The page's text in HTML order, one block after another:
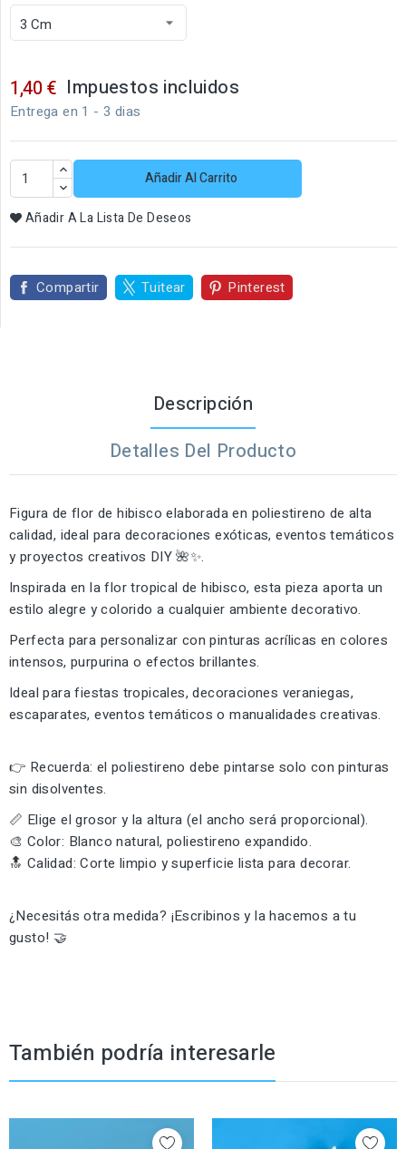
1,40 € Impuestos incluidos
Entrega en 1 - 3 dias
Añadir Al Carrito
Añadir A La Lista De Deseos
Compartir Tuitear Pinterest
Descripción
Detalles Del Producto
Figura de flor de hibisco elaborada en poliestireno de alta
calidad, ideal para decoraciones exóticas, eventos temáticos
y proyectos creativos DIY 🌺✨.
Inspirada en la flor tropical de hibisco, esta pieza aporta un
estilo alegre y colorido a cualquier ambiente decorativo.
Perfecta para personalizar con pinturas acrílicas en colores
intensos, purpurina o efectos brillantes.
Ideal para fiestas tropicales, decoraciones veraniegas,
escaparates, eventos temáticos o manualidades creativas.
👉 Recuerda: el poliestireno debe pintarse solo con pinturas
sin disolventes.
📏 Elige el grosor y la altura (el ancho será proporcional).
🎨 Color: Blanco natural, poliestireno expandido.
🔝 Calidad: Corte limpio y superficie lista para decorar.
¿Necesitás otra medida? ¡Escribinos y la hacemos a tu
gusto! 🤝
También podría interesarle